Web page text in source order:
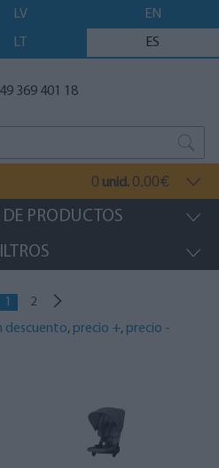
LV
EN
LT ES
369 401 18
0 unid. 0.00€
PRODUCTOS
1 2
descuento, precio +, precio -